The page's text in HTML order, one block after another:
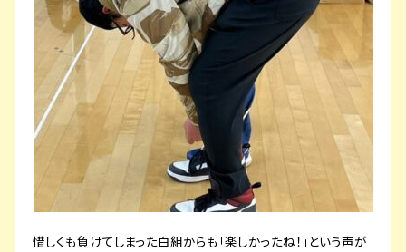
惜しくも負けてしまった白組からも「楽しかったね！」という声が